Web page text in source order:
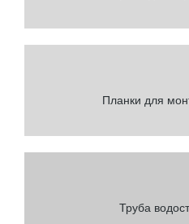
Планки для
Труба